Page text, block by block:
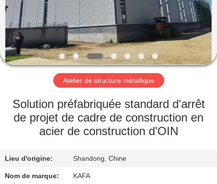
VIDÉOS
SPECTACLE
DE
RÉALITÉ
VIRTUELLE
DE
NOUS
Atelier de structure métallique
Solution préfabriquée standard d'arrêt
de projet de cadre de construction en
acier de construction d'OIN
Lieu d'origine: Shandong, Chine
Nom de marque: KAFA